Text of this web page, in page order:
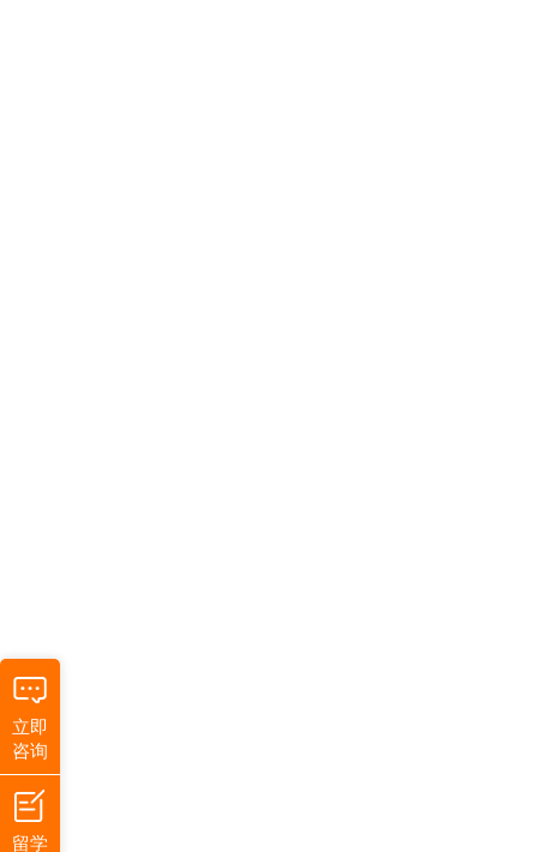
立即
咨询
留学